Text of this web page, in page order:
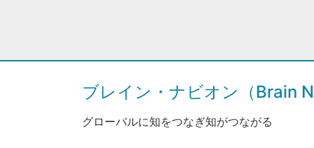
ブレイン・ナビオン（Brain
グローバルに知をつなぎ知がつながる